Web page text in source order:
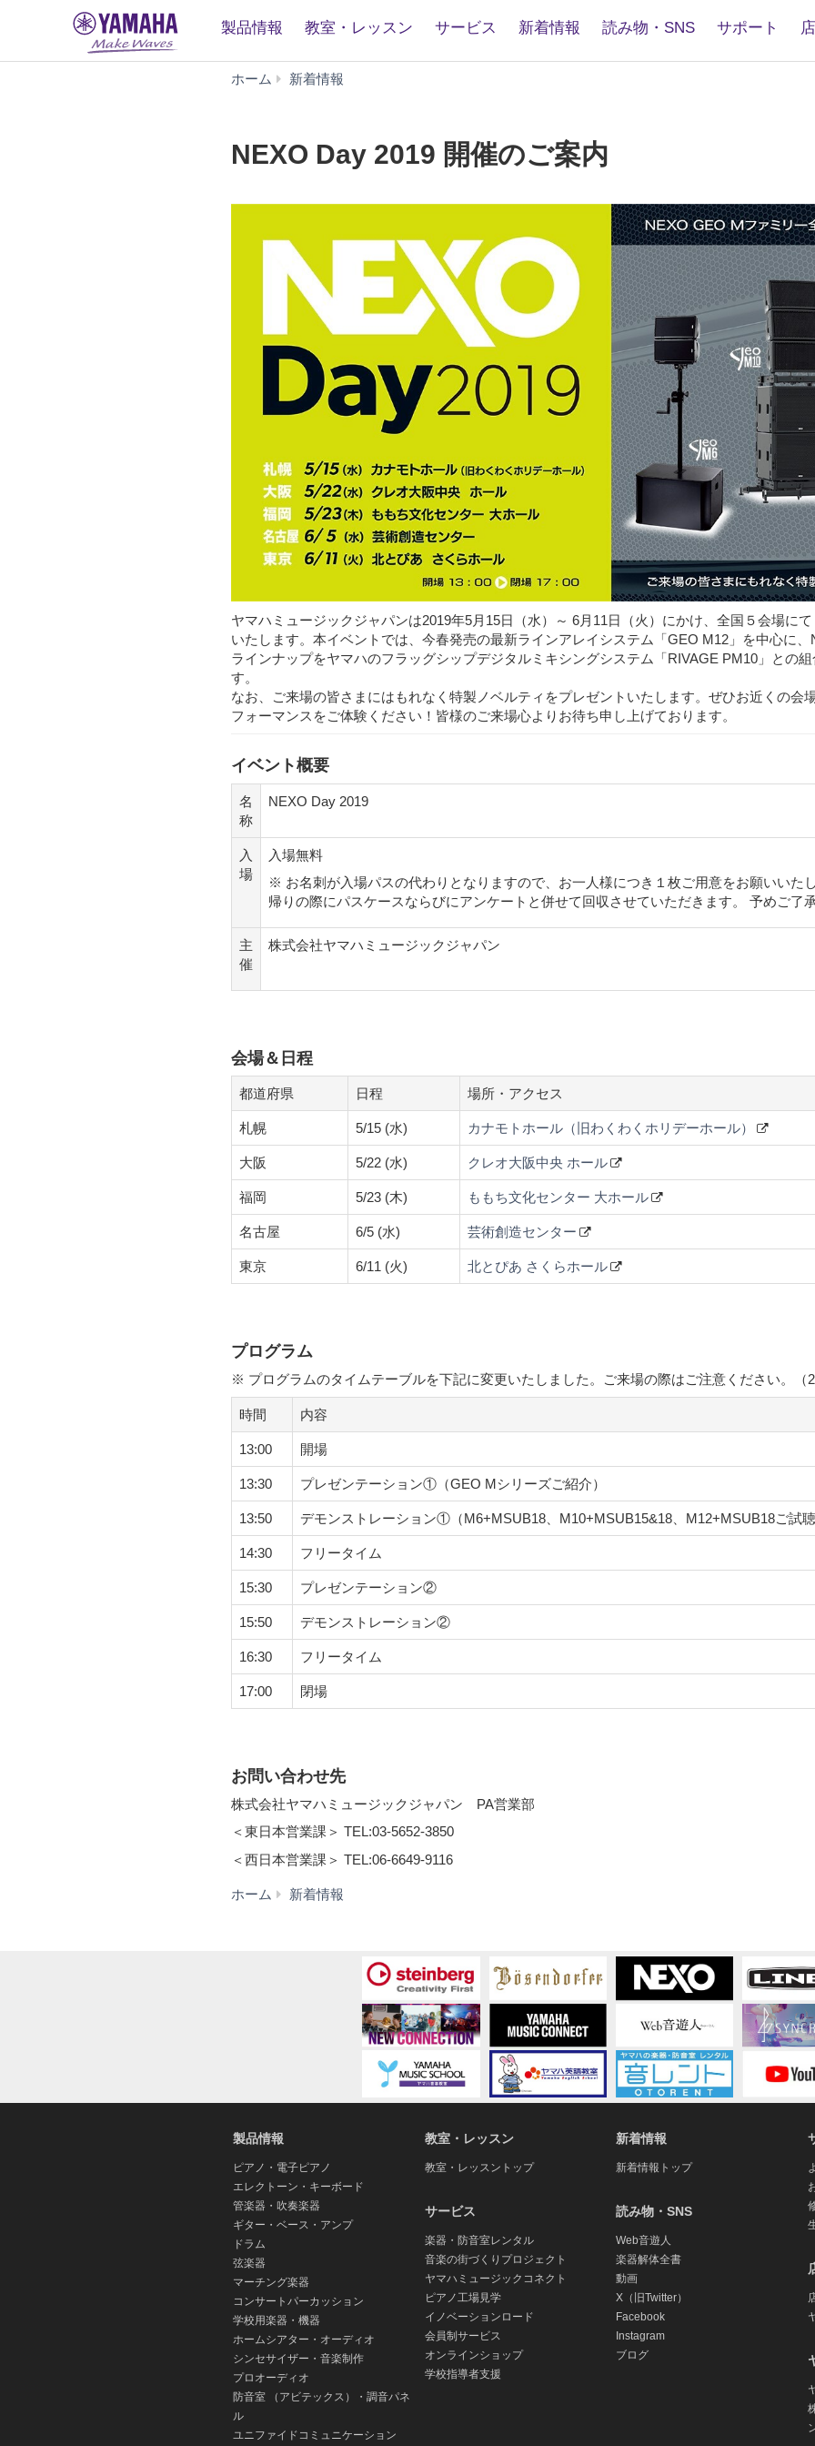
製品情報 教室・レッスン サービス 新着情報 読み物・SNS サポート
ホーム 新着情報
催
の
NEXO Day 2019 開催のご案内
ヤマハミュージックジャパンは2019年5月15日（水）～ 6月11日（火）にかけ、全国５会場に
いたします。本イベントでは、今春発売の最新ラインアレイシステム「GEO M12」を中心に
ラインナップをヤマハのフラッグシップデジタルミキシングシステム「RIVAGE PM10」との
す。
なお、ご来場の皆さまにはもれなく特製ノベルティをプレゼントいたします。ぜひお近くの会
フォーマンスをご体験ください！皆様のご来場心よりお待ち申し上げております。
イベント概要
名
称
NEXO Day 2019
入
場
入場無料
※ お名刺が入場パスの代わりとなりますので、お一人様につき１枚ご用意をお願いいた
帰りの際にパスケースならびにアンケートと併せて回収させていただきます。 予めご了承
主
催
株式会社ヤマハミュージックジャパン
会場＆日程
都道府県 日程 場所・アクセス
札幌 5/15 (水) カナモトホール（旧わくわくホリデーホール）
大阪 5/22 (水) クレオ大阪中央 ホール
福岡 5/23 (木) ももち文化センター 大ホール
名古屋 6/5 (水) 芸術創造センター
東京 6/11 (火) 北とぴあ さくらホール
プログラム
※ プログラムのタイムテーブルを下記に変更いたしました。ご来場の際はご注意ください。（
時間 内容
13:00 開場
13:30 プレゼンテーション①（GEO Mシリーズご紹介）
13:50 デモンストレーション①（M6+MSUB18、M10+MSUB15&18、M12+MSUB18ご試聴
14:30 フリータイム
15:30 プレゼンテーション②
15:50 デモンストレーション②
16:30 フリータイム
17:00 閉場
お問い合わせ先
株式会社ヤマハミュージックジャパン PA営業部
＜東日本営業課＞ TEL:03-5652-3850
＜西日本営業課＞ TEL:06-6649-9116
ホーム 新着情報
製品情報
ピアノ・電子ピアノ
エレクトーン・キーボード
管楽器・吹奏楽器
ギター・ベース・アンプ
ドラム
弦楽器
マーチング楽器
コンサートパーカッション
学校用楽器・機器
ホームシアター・オーディオ
シンセサイザー・音楽制作
プロオーディオ
防音室 （アビテックス）・調音パネ
ル
ユニファイドコミュニケーション
教室・レッスン
教室・レッスントップ
サービス
楽器・防音室レンタル
音楽の街づくりプロジェクト
ヤマハミュージックコネクト
ピアノ工場見学
イノベーションロード
会員制サービス
オンラインショップ
学校指導者支援
新着情報
新着情報トップ
読み物・SNS
Web音遊人
楽器解体全書
動画
X（旧Twitter）
Facebook
Instagram
ブログ